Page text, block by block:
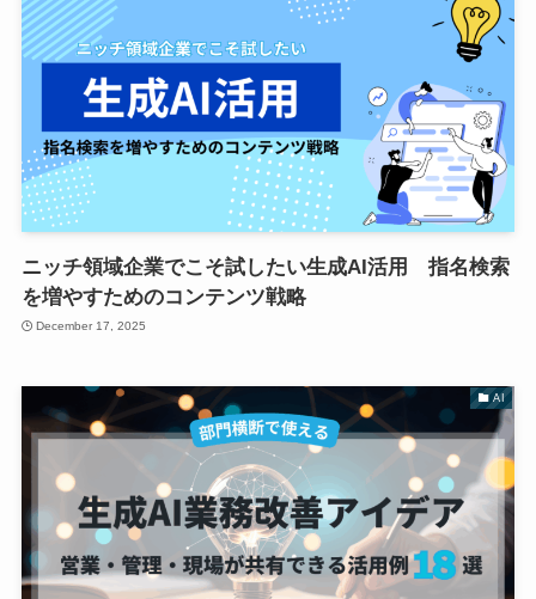
ニッチ領域企業でこそ試したい生成AI活用 指名検索
を増やすためのコンテンツ戦略
December 17, 2025
AI